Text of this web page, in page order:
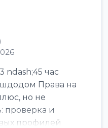
час
Права на
но не
проверка и
профилей